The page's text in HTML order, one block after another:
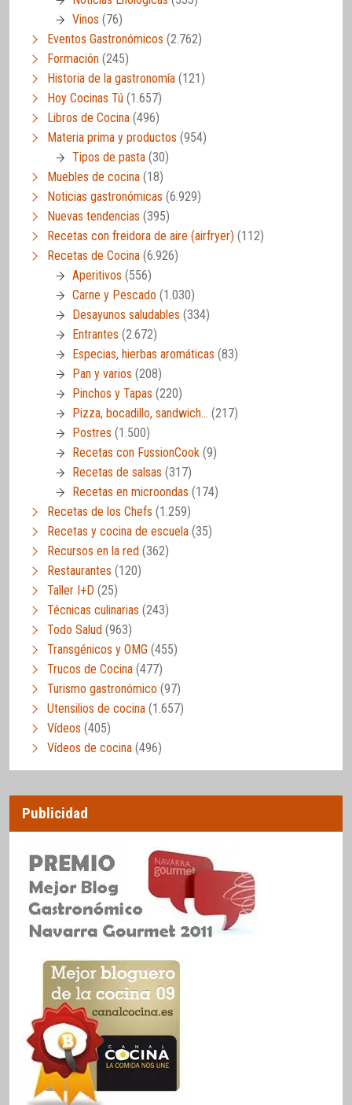
Vinos (76)
Eventos Gastronómicos (2.762)
Formación (245)
Historia de la gastronomía (121)
Hoy Cocinas Tú (1.657)
Libros de Cocina (496)
Materia prima y productos (954)
Tipos de pasta (30)
Muebles de cocina (18)
Noticias gastronómicas (6.929)
Nuevas tendencias (395)
Recetas con freidora de aire (airfryer) (112)
Recetas de Cocina (6.926)
Aperitivos (556)
Carne y Pescado (1.030)
Desayunos saludables (334)
Entrantes (2.672)
Especias, hierbas aromáticas (83)
Pan y varios (208)
Pinchos y Tapas (220)
Pizza, bocadillo, sandwich… (217)
Postres (1.500)
Recetas con FussionCook (9)
Recetas de salsas (317)
Recetas en microondas (174)
Recetas de los Chefs (1.259)
Recetas y cocina de escuela (35)
Recursos en la red (362)
Restaurantes (120)
Taller I+D (25)
Técnicas culinarias (243)
Todo Salud (963)
Transgénicos y OMG (455)
Trucos de Cocina (477)
Turismo gastronómico (97)
Utensilios de cocina (1.657)
Vídeos (405)
Vídeos de cocina (496)
Publicidad